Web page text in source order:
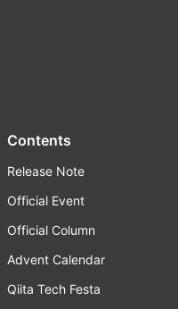
Contents
Release Note
Official Event
Official Column
Advent Calendar
Qiita Tech Festa